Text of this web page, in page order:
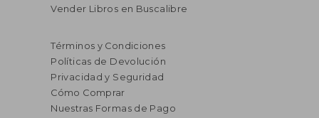
Vender Libros en Buscalibre
Términos y Condiciones
Políticas de Devolución
Privacidad y Seguridad
Cómo Comprar
Nuestras Formas de Pago